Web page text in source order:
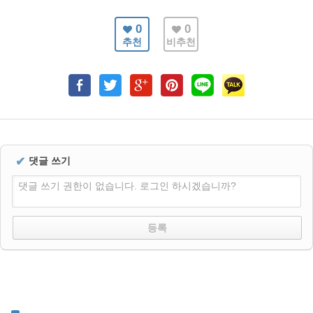
0
추천
0
비추천
✔ 댓글 쓰기
댓글 쓰기 권한이 없습니다. 로그인 하시겠습니까?